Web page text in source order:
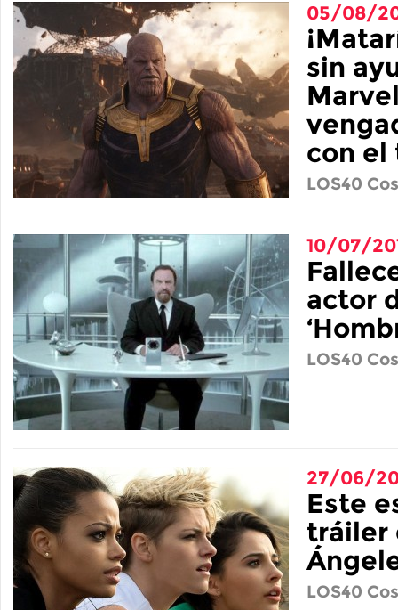
05/08/
sin
con el
LOS40
10/07/
actor
LOS40
27/06/
Este
tráiler
LOS40